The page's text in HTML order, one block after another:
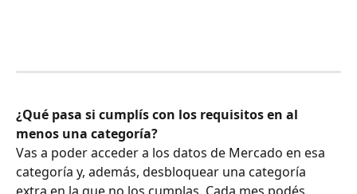
¿Qué pasa si cumplís con los requisitos en al
menos una categoría?
Vas a poder acceder a los datos de Mercado en esa
categoría y, además, desbloquear una categoría